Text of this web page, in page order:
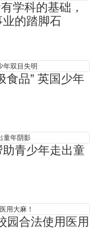
学科的基础，
的踏脚石
食品” 英国少年
青少年走出童
园合法使用医用